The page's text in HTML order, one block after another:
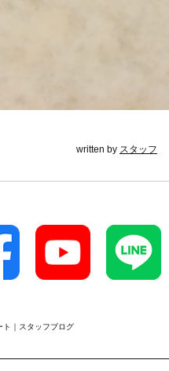
written by スタッフ
ト｜スタッフブログ